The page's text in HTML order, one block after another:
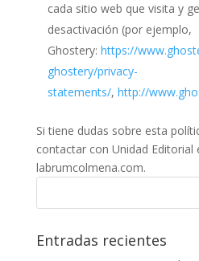
cada sitio web que visita y
desactivación (por ejemplo,
Ghostery: https://
ghostery/privacy-
statements/, http://
Si tiene dudas sobre esta
contactar con Unidad Editorial
labrumcolmena.com.
Entradas recientes